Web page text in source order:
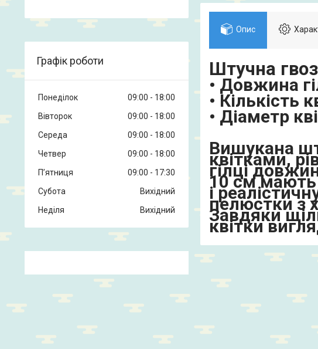
Опис
Штучна
• Довжина
• Кількість
• Діаметр
Вишукана
квітками,
гілці
10 см мають
і
пелюстки з
Завдяки
квітки
Графік роботи
Понеділок 09:00
18:00
Вівторок
09:00
18:00
Середа
09:00
18:00
Четвер
09:00
18:00
Пʼятниця
09:00
17:30
Субота
Вихідний
Неділя
Вихідний